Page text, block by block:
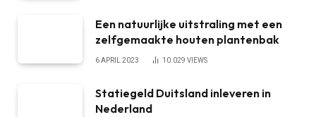
Een natuurlijke uitstraling met een
zelfgemaakte houten plantenbak
6 APRIL 2023 10.029 VIEWS
Statiegeld Duitsland inleveren in
Nederland